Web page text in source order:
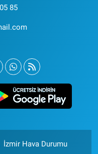
85
İzmir Hava Durumu